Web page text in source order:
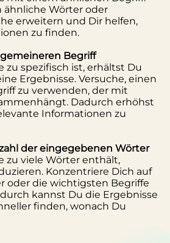
ähnliche Wörter oder
erweitern und Dir helfen,
zu finden.
Begriff
zu spezifisch ist, erhältst Du
Ergebnisse. Versuche, einen
zu verwenden, der mit
Dadurch erhöhst
Informationen zu
der eingegebenen Wörter
zu viele Wörter enthält,
Konzentriere Dich auf
oder die wichtigsten Begriffe
kannst Du die Ergebnisse
finden, wonach Du